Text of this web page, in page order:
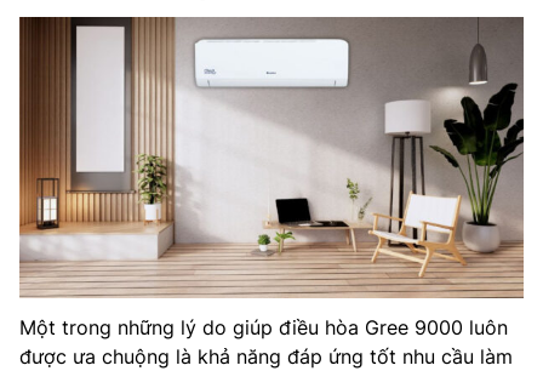
Một trong những lý do giúp điều hòa Gree 9000 luôn
được ưa chuộng là khả năng đáp ứng tốt nhu cầu làm